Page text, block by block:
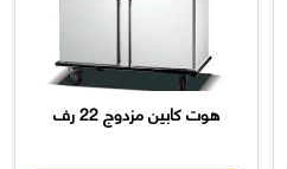
هوت كابين مزدوج 22 رف